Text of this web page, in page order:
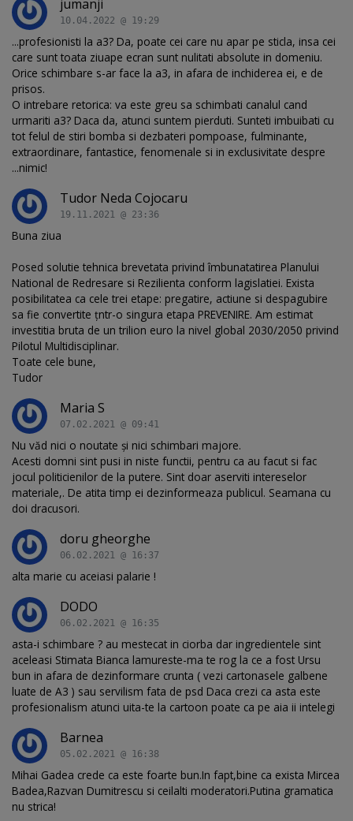
jumanji
10.04.2022 @ 19:29
...profesionisti la a3? Da, poate cei care nu apar pe sticla, insa cei
care sunt toata ziuape ecran sunt nulitati absolute in domeniu.
Orice schimbare s-ar face la a3, in afara de inchiderea ei, e de
prisos.
O intrebare retorica: va este greu sa schimbati canalul cand
urmariti a3? Daca da, atunci suntem pierduti. Sunteti imbuibati cu
tot felul de stiri bomba si dezbateri pompoase, fulminante,
extraordinare, fantastice, fenomenale si in exclusivitate despre
...nimic!
Tudor Neda Cojocaru
19.11.2021 @ 23:36
Buna ziua
Posed solutie tehnica brevetata privind îmbunatatirea Planului
National de Redresare si Rezilienta conform lagislatiei. Exista
posibilitatea ca cele trei etape: pregatire, actiune si despagubire
sa fie convertite țntr-o singura etapa PREVENIRE. Am estimat
investitia bruta de un trilion euro la nivel global 2030/2050 privind
Pilotul Multidisciplinar.
Toate cele bune,
Tudor
Maria S
07.02.2021 @ 09:41
Nu văd nici o noutate și nici schimbari majore.
Acesti domni sint pusi in niste functii, pentru ca au facut si fac
jocul politicienilor de la putere. Sint doar aserviti intereselor
materiale,. De atita timp ei dezinformeaza publicul. Seamana cu
doi dracusori.
doru gheorghe
06.02.2021 @ 16:37
alta marie cu aceiasi palarie !
DODO
06.02.2021 @ 16:35
asta-i schimbare ? au mestecat in ciorba dar ingredientele sint
aceleasi Stimata Bianca lamureste-ma te rog la ce a fost Ursu
bun in afara de dezinformare crunta ( vezi cartonasele galbene
luate de A3 ) sau servilism fata de psd Daca crezi ca asta este
profesionalism atunci uita-te la cartoon poate ca pe aia ii intelegi
Barnea
05.02.2021 @ 16:38
Mihai Gadea crede ca este foarte bun.In fapt,bine ca exista Mircea
Badea,Razvan Dumitrescu si ceilalti moderatori.Putina gramatica
nu strica!